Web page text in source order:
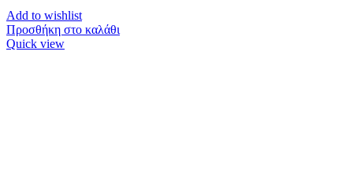
Add to wishlist
Προσθήκη στο καλάθι
Quick view